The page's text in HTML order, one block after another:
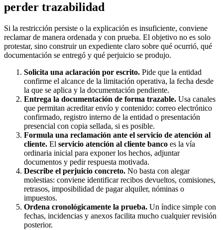
perder trazabilidad
Si la restricción persiste o la explicación es insuficiente, conviene
reclamar de manera ordenada y con prueba. El objetivo no es solo
protestar, sino construir un expediente claro sobre qué ocurrió, qué
documentación se entregó y qué perjuicio se produjo.
Solicita una aclaración por escrito. Pide que la entidad
confirme el alcance de la limitación operativa, la fecha desde
la que se aplica y la documentación pendiente.
Entrega la documentación de forma trazable. Usa canales
que permitan acreditar envío y contenido: correo electrónico
confirmado, registro interno de la entidad o presentación
presencial con copia sellada, si es posible.
Formula una reclamación ante el servicio de atención al
cliente. El servicio atención al cliente banco es la vía
ordinaria inicial para exponer los hechos, adjuntar
documentos y pedir respuesta motivada.
Describe el perjuicio concreto. No basta con alegar
molestias: conviene identificar recibos devueltos, comisiones,
retrasos, imposibilidad de pagar alquiler, nóminas o
impuestos.
Ordena cronológicamente la prueba. Un índice simple con
fechas, incidencias y anexos facilita mucho cualquier revisión
posterior.